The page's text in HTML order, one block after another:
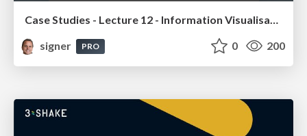
Case Studies - Lecture 12 - Information Visualisation (4019538FNR)
signer
PRO 0 200